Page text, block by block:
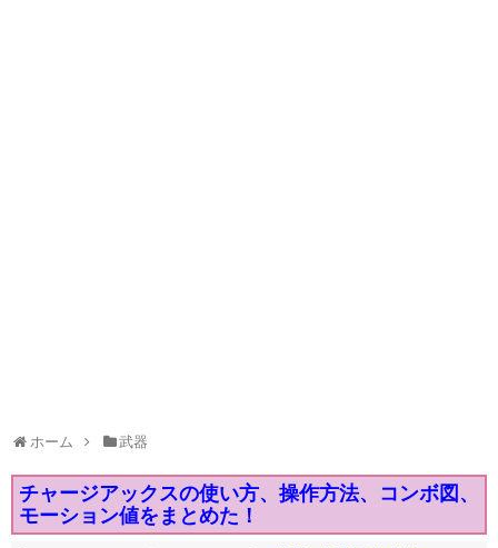
ホーム 武器
チャージアックスの使い方、操作方法、コンボ図、
モーション値をまとめた！